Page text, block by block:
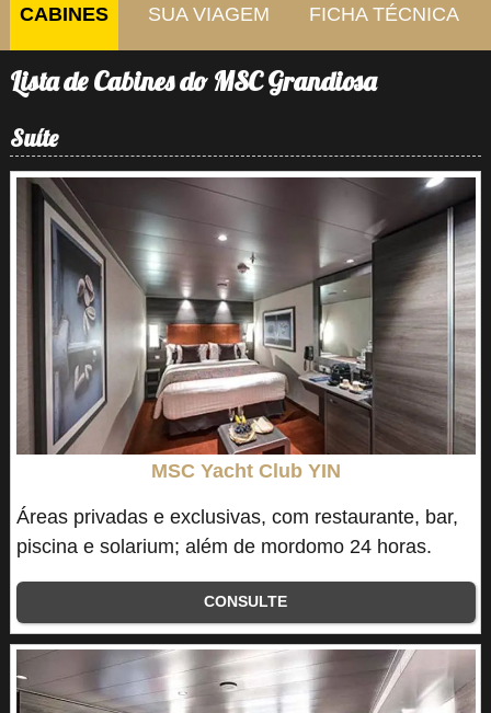
CABINES SUA VIAGEM FICHA TÉCNICA
Lista de Cabines do MSC Grandiosa
Suíte
MSC Yacht Club YIN
Áreas privadas e exclusivas, com restaurante, bar,
piscina e solarium; além de mordomo 24 horas.
CONSULTE